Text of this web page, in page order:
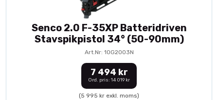
Senco 2.0 F-35XP Batteridriven
Stavspikpistol 34° (50-90mm)
Art.Nr: 10G2003N
7 494 kr
Ord. pris: 14 019 kr
(5 995 kr exkl. moms)